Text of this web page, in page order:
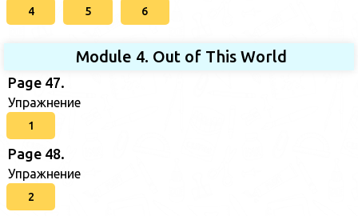
4 5 6
Module 4. Out of This World
Page 47.
Упражнение
1
Page 48.
Упражнение
2